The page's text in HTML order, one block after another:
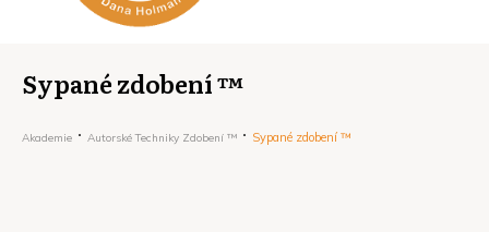
Sypané zdobení ™
Akademie Autorské Techniky Zdobení ™ Sypané zdobení ™